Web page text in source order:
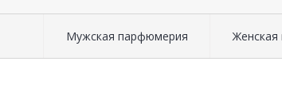
Мужская парфюмерия